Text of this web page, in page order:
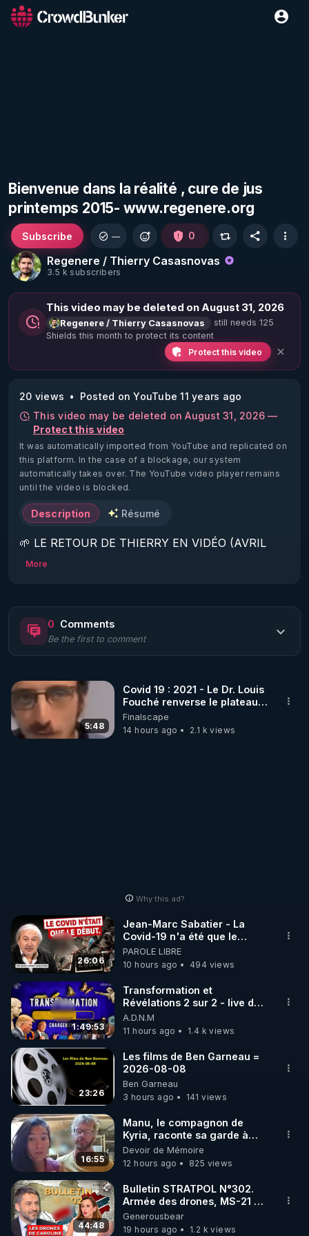
Bienvenue dans la réalité , cure de jus
printemps 2015- www.regenere.org
Regenere / Thierry Casasnovas
3.5 k subscribers
Subscribe — 0
This video may be deleted on August 31, 2026
Regenere / Thierry Casasnovas
still needs 125
Shields this month to protect its content
Protect this video
20 views
Posted on YouTube 11 years ago
This video may be deleted on August 31, 2026 —
Protect this video
It was automatically imported from YouTube and replicated on
this platform. In the case of a blockage, our system
automatically takes over. The YouTube video player remains
until the video is blocked.
Description Résumé
🌱 LE RETOUR DE THIERRY EN VIDÉO (AVRIL
2022)!
https://www.rgnr.fr/presentation.html
🌱 LE MAGAZINE RÉGÉNÈRE
🌱 LA BOUTIQUE DU MAGAZINE
Pour obtenir les anciens numéros que vous avez
🌱 INSTAGRAM
https://www.instagram.com/rdlr_thierrycasasnovas/
http://rgnr.li/instagram
🌱 LA NEWSLETTER
Pour ne pas rater l’actualité RGNR (stages,
http://rgnr.li/news
🌱 VIDÉOS NON CENSURÉES SUR ODYSEE
Toutes les vidéos Youtube sont aussi sur la
http://rgnr.li/odysee
🌱 LES STAGES EN PRÉSENTIEL
http://rgnr.li/stages
More
0 Comments
Be the first to comment
5:48
Covid 19 : 2021 - Le Dr. Louis
Fouché renverse le plateau
de CNews !
Finalscape
14 hours ago
2.1 k views
Why this ad?
26:06
Jean-Marc Sabatier - La
Covid-19 n'a été que le
début - L'ARNm & l'ARNm-aa
jusqu où auront-t-il ?
PAROLE LIBRE
10 hours ago
494 views
1:49:53
Transformation et
Révélations 2 sur 2 - live du
07/08/26
A.D.N.M
11 hours ago
1.4 k views
23:26
Les films de Ben Garneau =
2026-08-08
Ben Garneau
3 hours ago
141 views
16:55
Manu, le compagnon de
Kyria, raconte sa garde à
vue musclée. PARTAGEZ!
Devoir de Mémoire
12 hours ago
825 views
44:48
Bulletin STRATPOL N°302.
Armée des drones, MS-21 en
série, missiles coréens.
07.08.2026.
Generousbear
19 hours ago
1.2 k views